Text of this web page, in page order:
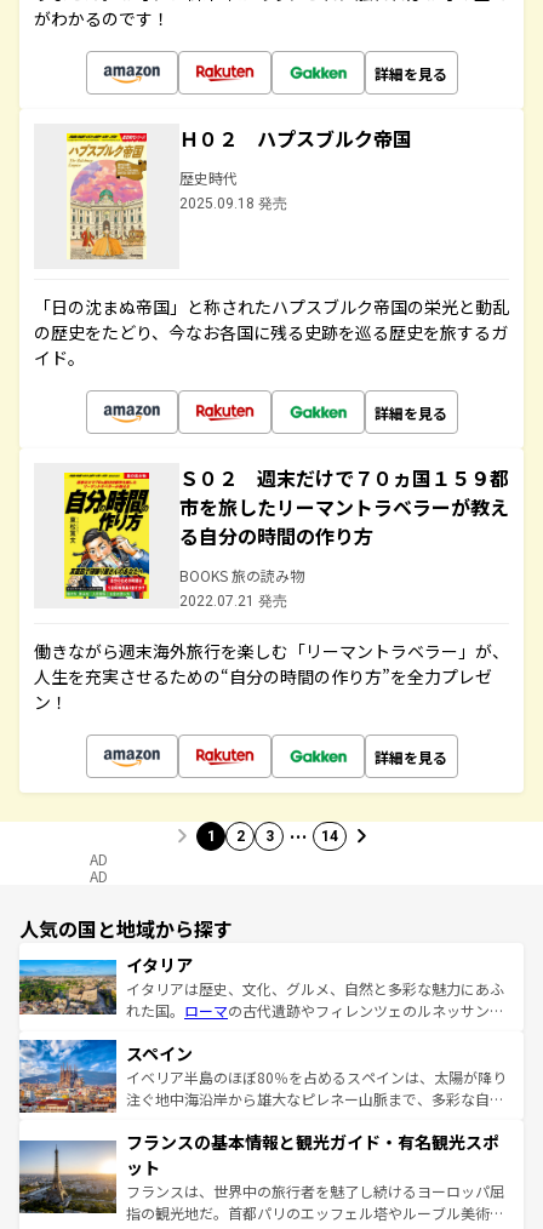
がわかるのです！
詳細を見る
Ｈ０２ ハプスブルク帝国
歴史時代
2025.09.18 発売
「日の沈まぬ帝国」と称されたハプスブルク帝国の栄光と動乱
の歴史をたどり、今なお各国に残る史跡を巡る歴史を旅するガ
イド。
詳細を見る
Ｓ０２ 週末だけで７０ヵ国１５９都
市を旅したリーマントラベラーが教え
る自分の時間の作り方
BOOKS 旅の読み物
2022.07.21 発売
働きながら週末海外旅行を楽しむ「リーマントラベラー」が、
人生を充実させるための“自分の時間の作り方”を全力プレゼ
ン！
詳細を見る
1 2 3 … 14
AD
AD
人気の国と地域から探す
イタリア
イタリアは歴史、文化、グルメ、自然と多彩な魅力にあふ
れた国。 ローマの古代遺跡やフィレンツェのルネッサンス
ろん、トスカーナの美しい田園風景やアマルフィ海岸の絶
景など、自然景観も見逃せない。観光の合間には、本場の
ピザやパスタなど、絶品のイタリア料理を堪能することも
ませてくれるイタリアで、忘れられない旅をしてみよう！
なお、新着のイタリア情報は
しい。
スペイン
イベリア半島のほぼ80％を占めるスペインは、太陽が降り
注ぐ地中海沿岸から雄大なピレネー山脈まで、多彩な自然
文化が根付くこの国では、情熱的なフラメンコ、熱気あふ
れる闘牛、そして美味しいタパスが生活の一部となってい
る。首都マドリードの洗練された雰囲気や、バルセロナの
アートに溢れた街角から、地方では古代ローマ遺跡や中世
フランスの基本情報と観光ガイド・有名観光スポ
ット
フランスは、世界中の旅行者を魅了し続けるヨーロッパ屈
指の観光地だ。首都パリのエッフェル塔やルーブル美術館